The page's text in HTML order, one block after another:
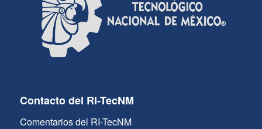
Contacto del RI-TecNM
Comentarios del RI-TecNM